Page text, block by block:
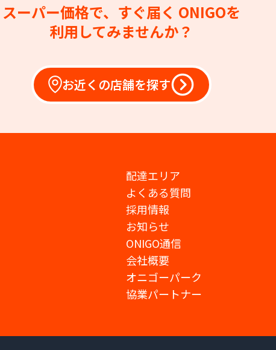
スーパー価格で、すぐ届く ONIGOを
利用してみませんか？
お近くの店舗を探す
配達エリア
よくある質問
採用情報
お知らせ
ONIGO通信
会社概要
オニゴーパーク
協業パートナー